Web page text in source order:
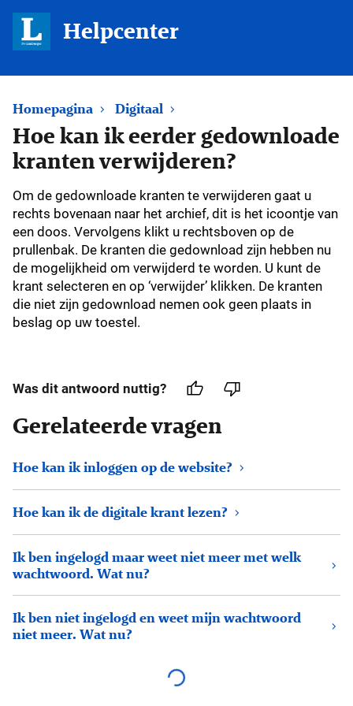
Helpcenter
Homepagina Digitaal
Hoe kan ik eerder gedownloade
kranten verwijderen?
Om de gedownloade kranten te verwijderen gaat u
rechts bovenaan naar het archief, dit is het icoontje van
een doos. Vervolgens klikt u rechtsboven op de
prullenbak. De kranten die gedownload zijn hebben nu
de mogelijkheid om verwijderd te worden. U kunt de
krant selecteren en op ‘verwijder’ klikken. De kranten
die niet zijn gedownload nemen ook geen plaats in
beslag op uw toestel.
Was dit antwoord nuttig?
Gerelateerde vragen
Hoe kan ik inloggen op de website?
Hoe kan ik de digitale krant lezen?
Ik ben ingelogd maar weet niet meer met welk
wachtwoord. Wat nu?
Ik ben niet ingelogd en weet mijn wachtwoord
niet meer. Wat nu?